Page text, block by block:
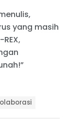
yang masih